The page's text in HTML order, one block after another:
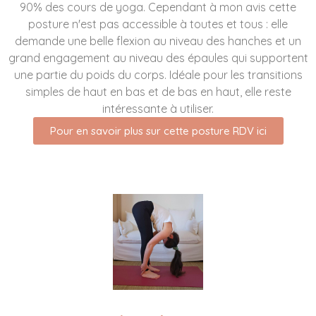
90% des cours de yoga. Cependant à mon avis cette
posture n'est pas accessible à toutes et tous : elle
demande une belle flexion au niveau des hanches et un
grand engagement au niveau des épaules qui supportent
une partie du poids du corps. Idéale pour les transitions
simples de haut en bas et de bas en haut, elle reste
intéressante à utiliser.
Pour en savoir plus sur cette posture RDV ici